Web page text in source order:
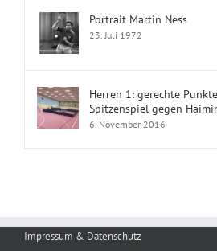
Portrait Martin Ness
23. Juli 1972
Herren 1: gerechte
Spitzenspiel gegen
6. November 2016
Impressum & Datenschutz